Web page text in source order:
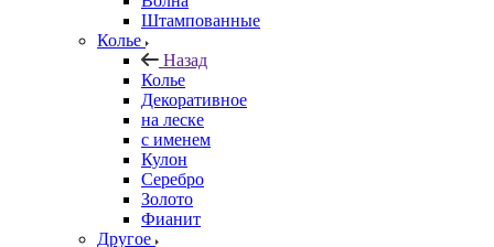
Штампованные
Колье
Назад
Колье
Декоративное
на леске
с именем
Кулон
Серебро
Золото
Фианит
Другое